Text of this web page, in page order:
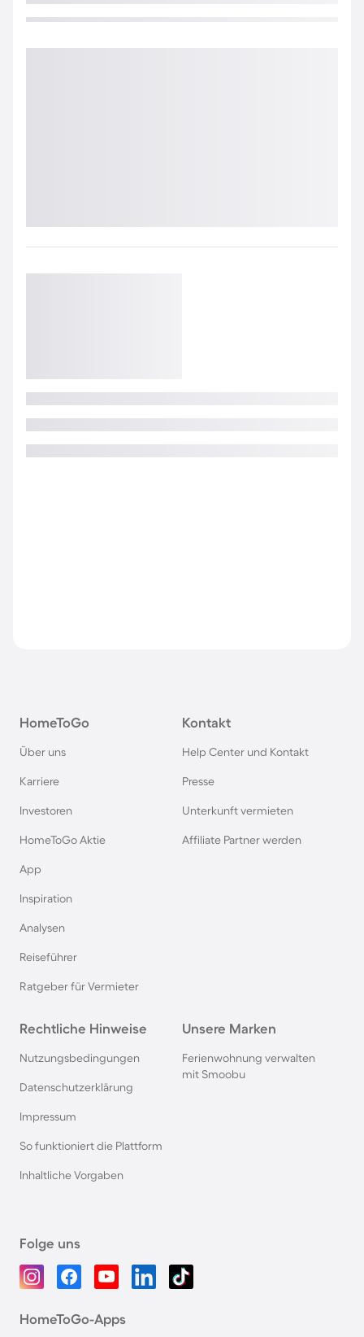
HomeToGo
Über uns
Karriere
Investoren
HomeToGo Aktie
App
Inspiration
Analysen
Reiseführer
Ratgeber für Vermieter
Kontakt
Help Center und Kontakt
Presse
Unterkunft vermieten
Affiliate Partner werden
Rechtliche Hinweise
Nutzungsbedingungen
Datenschutzerklärung
Impressum
So funktioniert die Plattform
Inhaltliche Vorgaben
Unsere Marken
Ferienwohnung verwalten
mit Smoobu
Folge uns
HomeToGo-Apps